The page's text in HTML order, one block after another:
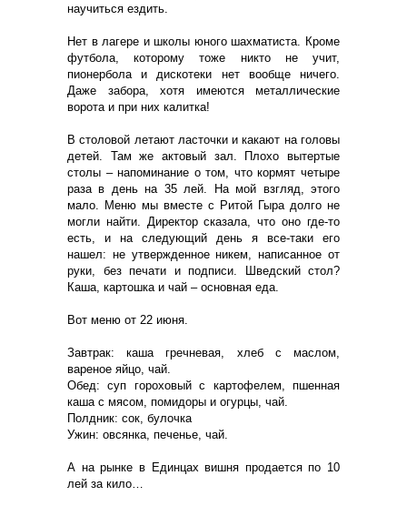
научиться ездить.
Нет в лагере и школы юного шахматиста. Кроме
футбола, которому тоже никто не учит,
пионербола и дискотеки нет вообще ничего.
Даже забора, хотя имеются металлические
ворота и при них калитка!
В столовой летают ласточки и какают на головы
детей. Там же актовый зал. Плохо вытертые
столы – напоминание о том, что кормят четыре
раза в день на 35 лей. На мой взгляд, этого
мало. Меню мы вместе с Ритой Гыра долго не
могли найти. Директор сказала, что оно где-то
есть, и на следующий день я все-таки его
нашел: не утвержденное никем, написанное от
руки, без печати и подписи. Шведский стол?
Каша, картошка и чай – основная еда.
Вот меню от 22 июня.
Завтрак: каша гречневая, хлеб с маслом,
вареное яйцо, чай.
Обед: суп гороховый с картофелем, пшенная
каша с мясом, помидоры и огурцы, чай.
Полдник: сок, булочка
Ужин: овсянка, печенье, чай.
А на рынке в Единцах вишня продается по 10
лей за кило…